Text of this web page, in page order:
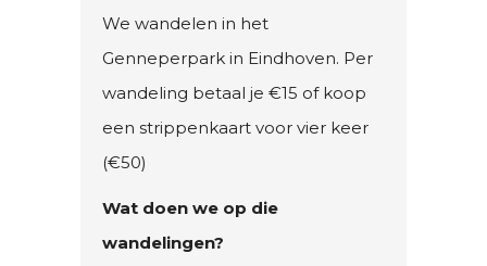
We wandelen in het
Genneperpark in Eindhoven. Per
wandeling betaal je €15 of koop
een strippenkaart voor vier keer
(€50)
Wat doen we op die
wandelingen?